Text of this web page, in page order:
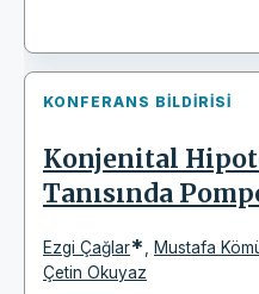
KONFERANS BILDIRISI
Konjenital
Tanısında
Ezgi Çağlar* Mustafa
Çetin Okuyaz